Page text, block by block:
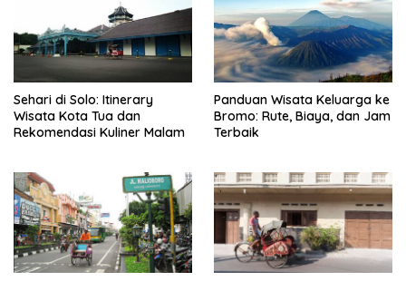
Sehari di Solo: Itinerary
Wisata Kota Tua dan
Rekomendasi Kuliner Malam
Panduan Wisata Keluarga ke
Bromo: Rute, Biaya, dan Jam
Terbaik